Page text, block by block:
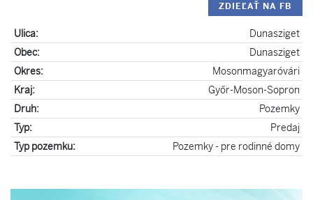
ZDIEĽAŤ NA FB
Ulica:
Dunasziget
Obec:
Dunasziget
Okres:
Mosonmagyaróvári
Kraj:
Győr-Moson-Sopron
Druh:
Pozemky
Typ:
Predaj
Typ pozemku:
Pozemky - pre rodinné domy